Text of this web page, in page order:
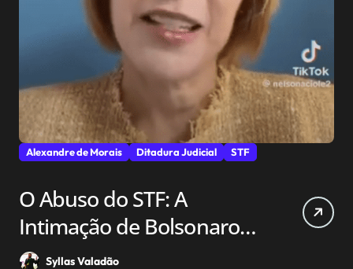
Alexandre de Morais Ditadura Judicial STF
O Abuso do STF: A
Intimação de Bolsonaro
em Pleno Leito de UTI
Syllas Valadão